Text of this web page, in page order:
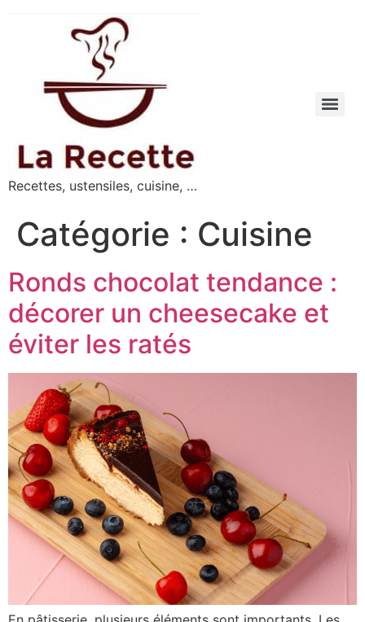
Recettes, ustensiles, cuisine, …
Catégorie : Cuisine
Ronds chocolat tendance :
décorer un cheesecake et
éviter les ratés